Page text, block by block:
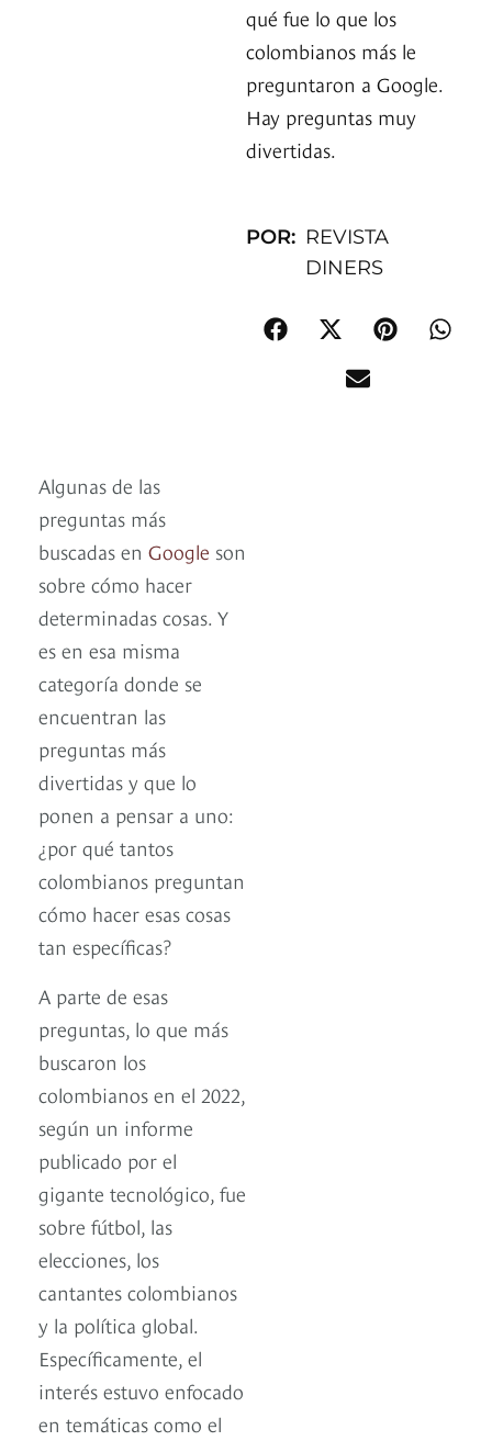
qué fue lo que los
colombianos más le
preguntaron a Google.
Hay preguntas muy
divertidas.
POR: REVISTA
DINERS
Algunas de las
preguntas más
buscadas en Google son
sobre cómo hacer
determinadas cosas. Y
es en esa misma
categoría donde se
encuentran las
preguntas más
divertidas y que lo
ponen a pensar a uno:
¿por qué tantos
colombianos preguntan
cómo hacer esas cosas
tan específicas?
A parte de esas
preguntas, lo que más
buscaron los
colombianos en el 2022,
según un informe
publicado por el
gigante tecnológico, fue
sobre fútbol, las
elecciones, los
cantantes colombianos
y la política global.
Específicamente, el
interés estuvo enfocado
en temáticas como el